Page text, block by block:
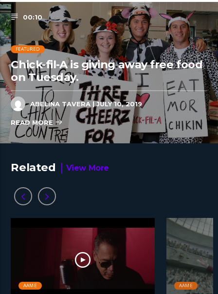
00:10
FEATURED
Chick-fil-A is giving away free food
on Tuesday.
ABELINA TAVERA | JULY 10, 2019
READ MORE
Related View More
AAME AAME